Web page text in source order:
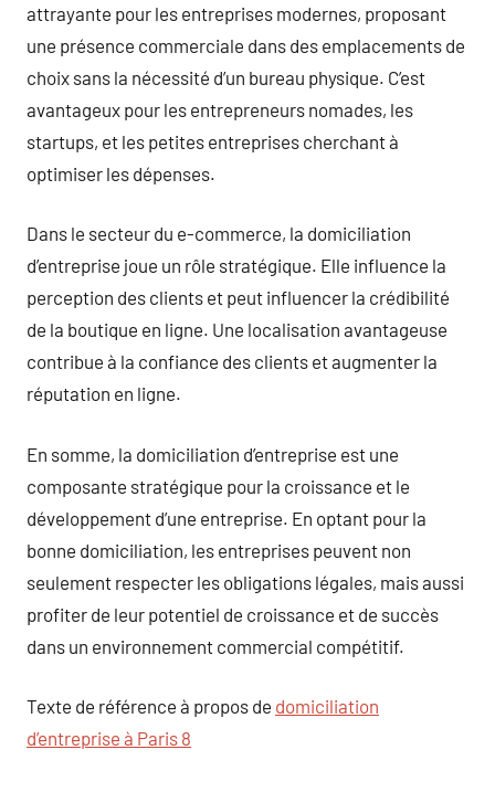
attrayante pour les entreprises modernes, proposant
une présence commerciale dans des emplacements de
choix sans la nécessité d’un bureau physique. C’est
avantageux pour les entrepreneurs nomades, les
startups, et les petites entreprises cherchant à
optimiser les dépenses.
Dans le secteur du e-commerce, la domiciliation
d’entreprise joue un rôle stratégique. Elle influence la
perception des clients et peut influencer la crédibilité
de la boutique en ligne. Une localisation avantageuse
contribue à la confiance des clients et augmenter la
réputation en ligne.
En somme, la domiciliation d’entreprise est une
composante stratégique pour la croissance et le
développement d’une entreprise. En optant pour la
bonne domiciliation, les entreprises peuvent non
seulement respecter les obligations légales, mais aussi
profiter de leur potentiel de croissance et de succès
dans un environnement commercial compétitif.
Texte de référence à propos de domiciliation
d’entreprise à Paris 8